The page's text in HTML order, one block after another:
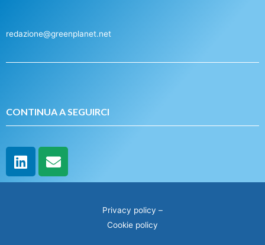
redazione@greenplanet.net
CONTINUA A SEGUIRCI
Privacy policy –
Cookie policy